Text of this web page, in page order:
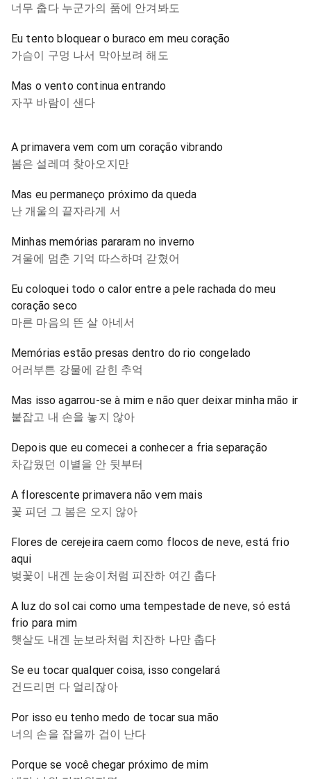
너무 춥다 누군가의 품에 안겨봐도
Eu tento bloquear o buraco em meu coração
가슴이 구멍 나서 막아보려 해도
Mas o vento continua entrando
자꾸 바람이 샌다
A primavera vem com um coração vibrando
봄은 설레며 찾아오지만
Mas eu permaneço próximo da queda
난 개울의 끝자라게 서
Minhas memórias pararam no inverno
겨울에 멈춘 기억 따스하며 갇혔어
Eu coloquei todo o calor entre a pele rachada do meu
coração seco
마른 마음의 뜬 살 아네서
Memórias estão presas dentro do rio congelado
어러부튼 강물에 갇힌 추억
Mas isso agarrou-se à mim e não quer deixar minha mão ir
붙잡고 내 손을 놓지 않아
Depois que eu comecei a conhecer a fria separação
차갑웠던 이별을 안 뒷부터
A florescente primavera não vem mais
꽃 피던 그 봄은 오지 않아
Flores de cerejeira caem como flocos de neve, está frio
aqui
벚꽃이 내겐 눈송이처럼 피잔하 여긴 춥다
A luz do sol cai como uma tempestade de neve, só está
frio para mim
햇살도 내겐 눈보라처럼 치잔하 나만 춥다
Se eu tocar qualquer coisa, isso congelará
건드리면 다 얼리잖아
Por isso eu tenho medo de tocar sua mão
너의 손을 잡을까 겁이 난다
Porque se você chegar próximo de mim